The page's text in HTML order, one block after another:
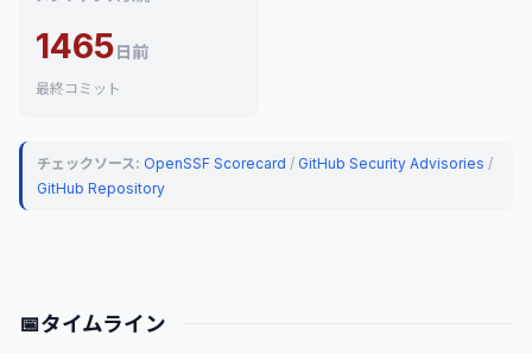
1465日前
最終コミット
チェックソース: OpenSSF Scorecard / GitHub Security Advisories /
GitHub Repository
📅タイムライン